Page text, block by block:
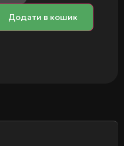
Додати в кошик